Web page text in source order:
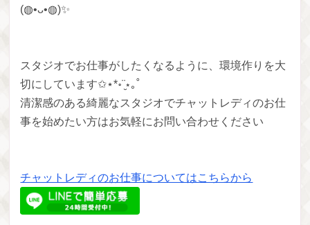
(◍•ᴗ•◍)✨
スタジオでお仕事がしたくなるように、環境作りを大
切にしています✩⋆*॰¨̮⋆｡˚
清潔感のある綺麗なスタジオでチャットレディのお仕
事を始めたい方はお気軽にお問い合わせください
チャットレディのお仕事についてはこちらから